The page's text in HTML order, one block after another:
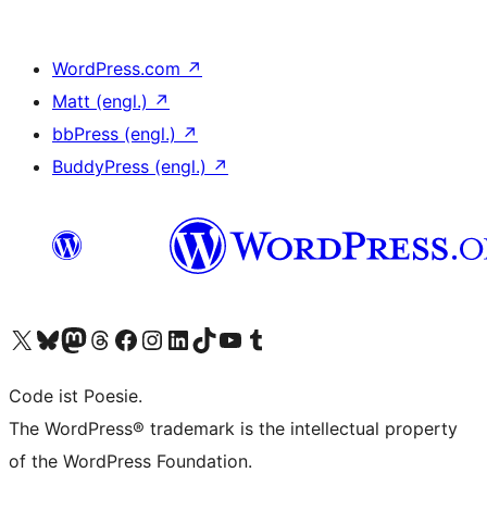
WordPress.com ↗
Matt (engl.) ↗
bbPress (engl.) ↗
BuddyPress (engl.) ↗
Unser X-Konto (früher Twitter) besuchen
Unser Bluesky-Konto besuchen
Unser Mastodon-Konto besuchen
Unser Threads-Konto besuchen
Unsere Facebook-Seite besuchen
Unser Instagram-Konto besuchen
Unser LinkedIn-Konto besuchen
Unser TikTok-Konto besuchen
Unseren YouTube-Kanal besuchen
Unser Tumblr-Konto besuchen
Code ist Poesie.
The WordPress® trademark is the intellectual property
of the WordPress Foundation.